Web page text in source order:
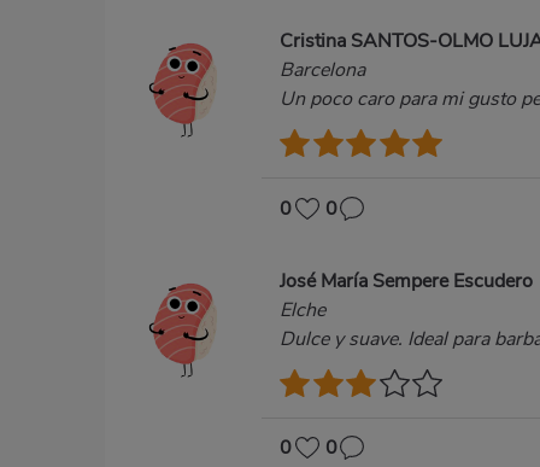
Cristina SANTOS-OLMO
Barcelona
Un poco caro para mi gusto
0 0
José María Sempere Escudero
Elche
Dulce y suave. Ideal para
0 0